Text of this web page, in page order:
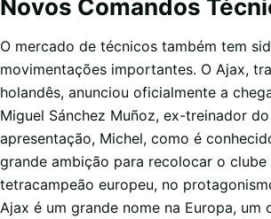
Novos Comandos
O mercado de técnicos também tem
movimentações importantes. O Ajax,
holandês, anunciou oficialmente a
Miguel Sánchez Muñoz, ex-treinador
apresentação, Michel, como é
grande ambição para recolocar o clube
tetracampeão europeu, no
Ajax é um grande nome na Europa, um